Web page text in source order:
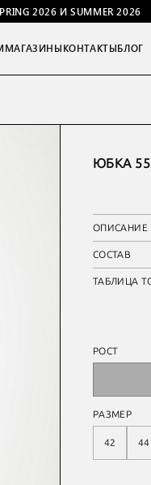
2026 И SUMMER 2026
МАГАЗИНЫКОНТАКТЫБЛОГ
ЮБКА
ОПИСАНИЕ
СОСТАВ
ТАБЛИЦА
РОСТ
РАЗМЕР
42 44